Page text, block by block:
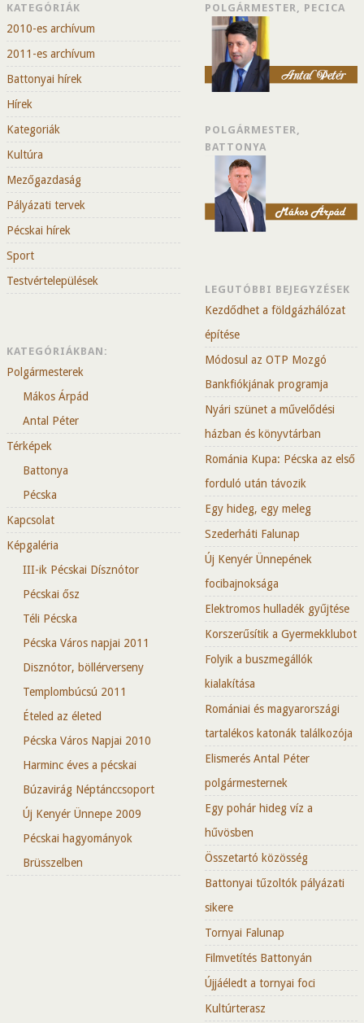
KATEGÓRIÁK
2010-es archívum
2011-es archívum
Battonyai hírek
Hírek
Kategoriák
Kultúra
Mezőgazdaság
Pályázati tervek
Pécskai hírek
Sport
Testvértelepülések
KATEGÓRIÁKBAN:
Polgármesterek
Mákos Árpád
Antal Péter
Térképek
Battonya
Pécska
Kapcsolat
Képgaléria
III-ik Pécskai Dísznótor
Pécskai ősz
Téli Pécska
Pécska Város napjai 2011
Disznótor, böllérverseny
Templombúcsú 2011
Ételed az életed
Pécska Város Napjai 2010
Harminc éves a pécskai
Búzavirág Néptánccsoport
Új Kenyér Ünnepe 2009
Pécskai hagyományok
Brüsszelben
POLGÁRMESTER, PECICA
POLGÁRMESTER,
BATTONYA
LEGUTÓBBI BEJEGYZÉSEK
Kezdődhet a földgázhálózat
építése
Módosul az OTP Mozgó
Bankfiókjának programja
Nyári szünet a művelődési
házban és könyvtárban
Románia Kupa: Pécska az első
forduló után távozik
Egy hideg, egy meleg
Szederháti Falunap
Új Kenyér Ünnepének
focibajnoksága
Elektromos hulladék gyűjtése
Korszerűsítik a Gyermekklubot
Folyik a buszmegállók
kialakítása
Romániai és magyarországi
tartalékos katonák találkozója
Elismerés Antal Péter
polgármesternek
Egy pohár hideg víz a
hűvösben
Összetartó közösség
Battonyai tűzoltók pályázati
sikere
Tornyai Falunap
Filmvetítés Battonyán
Újjáéledt a tornyai foci
Kultúrterasz